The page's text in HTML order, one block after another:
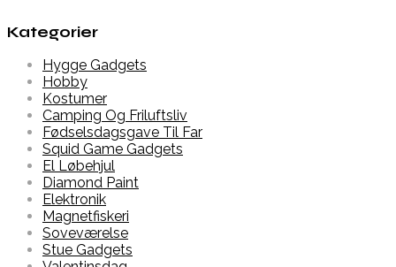
Kategorier
Hygge Gadgets
Hobby
Kostumer
Camping Og Friluftsliv
Fødselsdagsgave Til Far
Squid Game Gadgets
El Løbehjul
Diamond Paint
Elektronik
Magnetfiskeri
Soveværelse
Stue Gadgets